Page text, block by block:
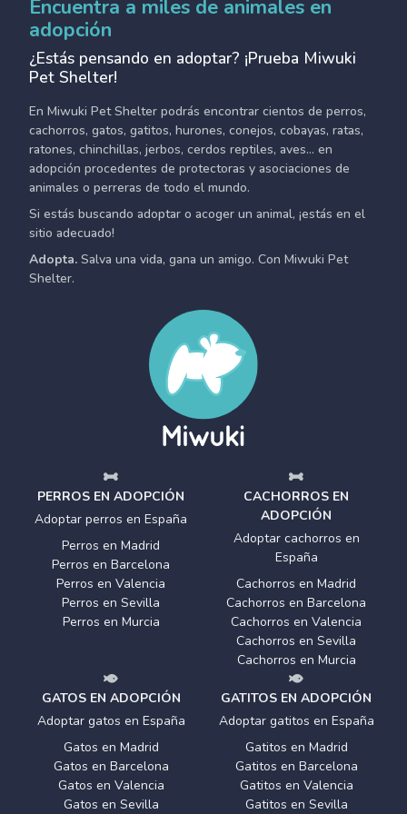
Encuentra a miles de animales en
adopción
¿Estás pensando en adoptar? ¡Prueba Miwuki
Pet Shelter!
En Miwuki Pet Shelter podrás encontrar cientos de perros,
cachorros, gatos, gatitos, hurones, conejos, cobayas, ratas,
ratones, chinchillas, jerbos, cerdos reptiles, aves... en
adopción procedentes de protectoras y asociaciones de
animales o perreras de todo el mundo.
Si estás buscando adoptar o acoger un animal, ¡estás en el
sitio adecuado!
Adopta. Salva una vida, gana un amigo. Con Miwuki Pet
Shelter.
PERROS EN ADOPCIÓN
Adoptar perros en España
Perros en Madrid
Perros en Barcelona
Perros en Valencia
Perros en Sevilla
Perros en Murcia
CACHORROS EN
ADOPCIÓN
Adoptar cachorros en
España
Cachorros en Madrid
Cachorros en Barcelona
Cachorros en Valencia
Cachorros en Sevilla
Cachorros en Murcia
GATOS EN ADOPCIÓN
Adoptar gatos en España
Gatos en Madrid
Gatos en Barcelona
Gatos en Valencia
Gatos en Sevilla
GATITOS EN ADOPCIÓN
Adoptar gatitos en España
Gatitos en Madrid
Gatitos en Barcelona
Gatitos en Valencia
Gatitos en Sevilla